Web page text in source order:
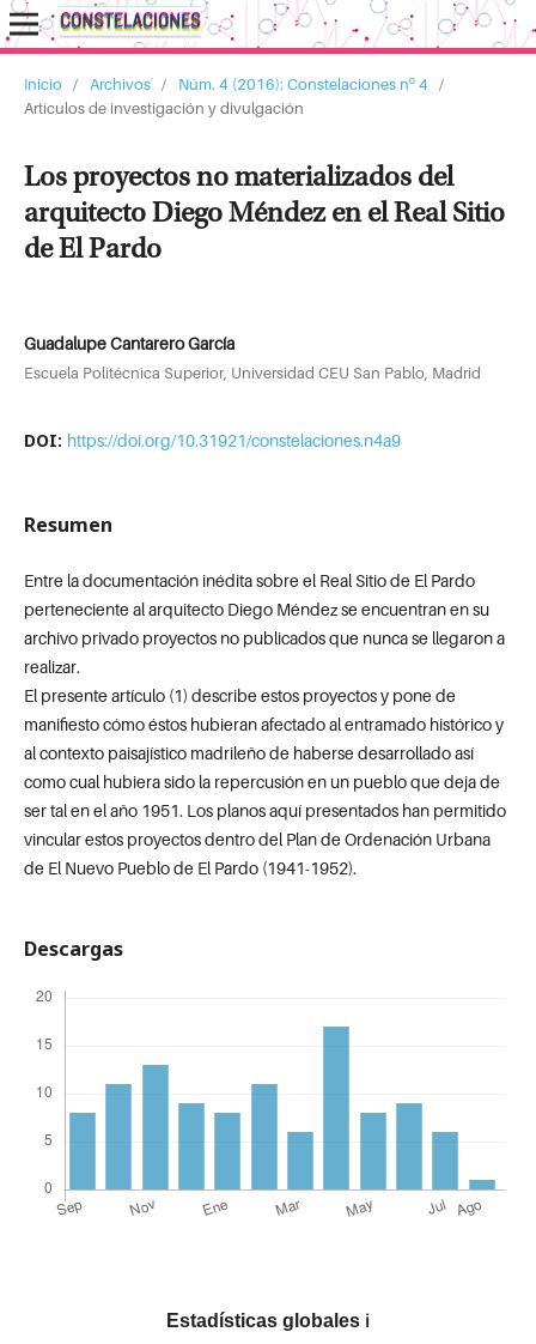
Inicio / Archivos / Núm. 4 (2016): Constelaciones nº 4
/
Artículos de investigación y divulgación
Los proyectos no materializados del
arquitecto Diego Méndez en el Real Sitio
de El Pardo
Guadalupe Cantarero García
Escuela Politécnica Superior, Universidad CEU San Pablo, Madrid
DOI: https://doi.org/10.31921/constelaciones.n4a9
Resumen
Entre la documentación inédita sobre el Real Sitio de El Pardo
perteneciente al arquitecto Diego Méndez se encuentran en su
archivo privado proyectos no publicados que nunca se llegaron a
realizar.
El presente artículo (1) describe estos proyectos y pone de
manifiesto cómo éstos hubieran afectado al entramado histórico y
al contexto paisajístico madrileño de haberse desarrollado así
como cual hubiera sido la repercusión en un pueblo que deja de
ser tal en el año 1951. Los planos aquí presentados han permitido
vincular estos proyectos dentro del Plan de Ordenación Urbana
de El Nuevo Pueblo de El Pardo (1941-1952).
Descargas
Estadísticas globales ℹ️